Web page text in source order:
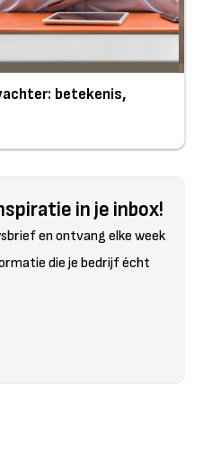
betekenis,
in je inbox!
en ontvang elke week
die je bedrijf écht